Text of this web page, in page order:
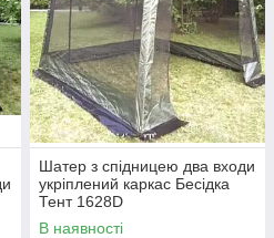
Шатер з спідницею два входи
укріплений каркас Бесідка
Тент 1628D
В наявності